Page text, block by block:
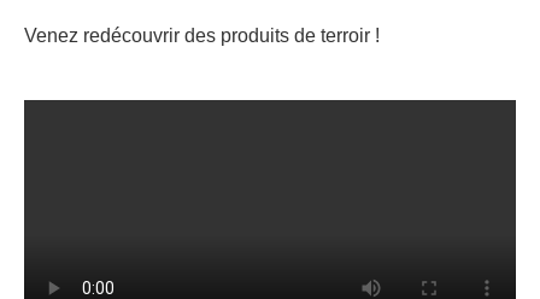
Venez redécouvrir des produits de terroir !